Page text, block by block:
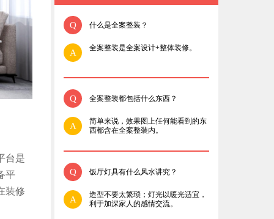
台是
平
装修
Q 什么是全案整装？
A 全案整装是全案设计+整体装修。
Q 全案整装都包括什么东西？
A
简单来说，效果图上任何能看到的东
西都含在全案整装内。
Q 饭厅灯具有什么风水讲究？
A
造型不要太繁琐；灯光以暖光适宜，
利于加深家人的感情交流。